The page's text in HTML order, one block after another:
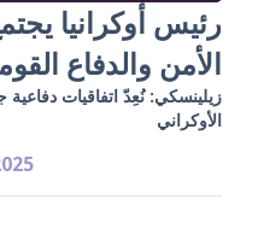
رئيس أوكرانيا
الأمن والدفاع
زيلينسكي: نُعِدّ اتفاقيات دفاعية
الأوكراني